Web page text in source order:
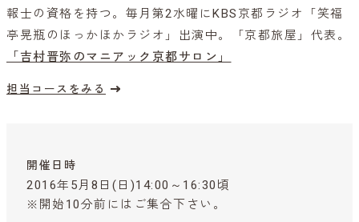
報士の資格を持つ。毎月第2水曜にKBS京都ラジオ「笑福
亭晃瓶のほっかほかラジオ」出演中。「京都旅屋」代表。
「吉村晋弥のマニアック京都サロン」
担当コースをみる
開催日時
2016年5月8日(日)14:00～16:30頃
※開始10分前にはご集合下さい。